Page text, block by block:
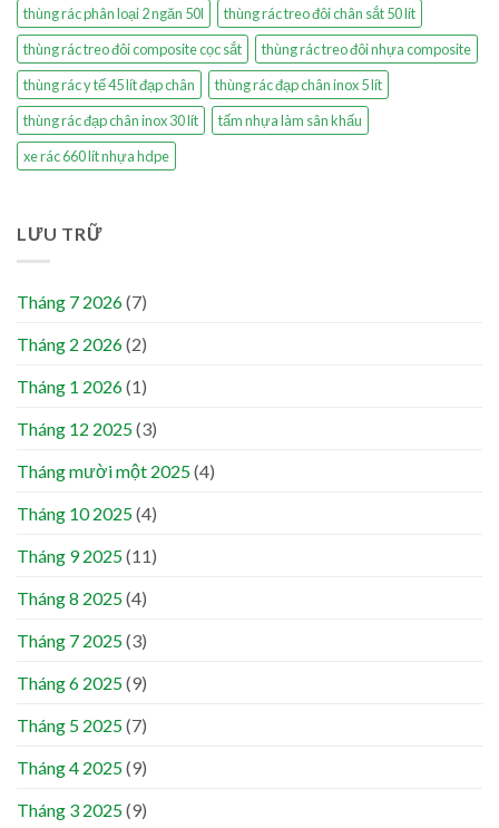
thùng rác phân loại 2 ngăn 50l
thùng rác treo đôi chân sắt 50 lít
thùng rác treo đôi composite cọc sắt
thùng rác treo đôi nhựa composite
thùng rác y tế 45 lít đạp chân
thùng rác đạp chân inox 5 lít
thùng rác đạp chân inox 30 lít
tấm nhựa làm sân khấu
xe rác 660 lít nhựa hdpe
LƯU TRỮ
Tháng 7 2026(7)
Tháng 2 2026(2)
Tháng 1 2026(1)
Tháng 12 2025(3)
Tháng mười một 2025(4)
Tháng 10 2025(4)
Tháng 9 2025(11)
Tháng 8 2025(4)
Tháng 7 2025(3)
Tháng 6 2025(9)
Tháng 5 2025(7)
Tháng 4 2025(9)
Tháng 3 2025(9)